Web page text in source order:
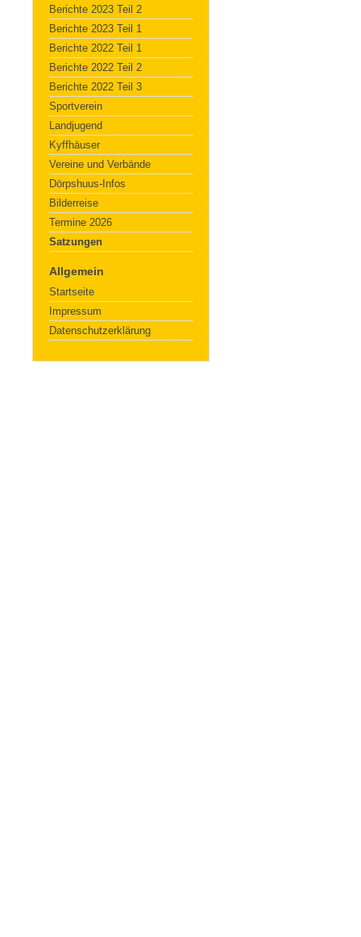
Berichte 2023 Teil 2
Berichte 2023 Teil 1
Berichte 2022 Teil 1
Berichte 2022 Teil 2
Berichte 2022 Teil 3
Sportverein
Landjugend
Kyffhäuser
Vereine und Verbände
Dörpshuus-Infos
Bilderreise
Termine 2026
Satzungen
Allgemein
Startseite
Impressum
Datenschutzerklärung